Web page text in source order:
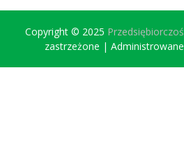
Copyright © 2025
zastrzeżone |